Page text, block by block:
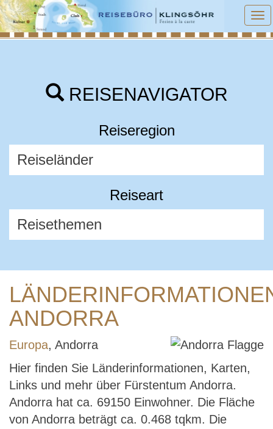
REISENAVIGATOR
Reiseregion
Reiseart
ANDORRA
Europa, Andorra
Hier finden Sie Länderinformationen, Karten,
Links und mehr über Fürstentum Andorra.
Andorra hat ca. 69150 Einwohner. Die Fläche
von Andorra beträgt ca. 0.468 tqkm. Die